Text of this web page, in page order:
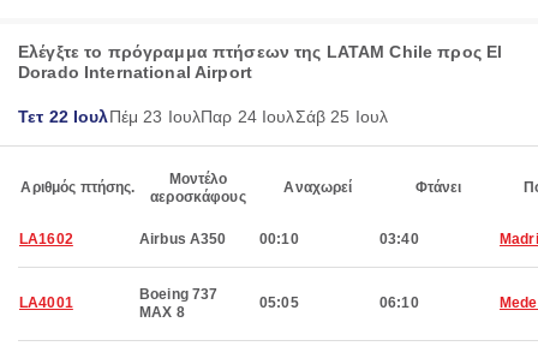
Ελέγξτε το πρόγραμμα πτήσεων της LATAM Chile προς El
Dorado International Airport
Τετ 22 ΙουλΠέμ 23 ΙουλΠαρ 24 ΙουλΣάβ 25 Ιουλ
Αριθμός πτήσης.
Μοντέλο
αεροσκάφους
Αναχωρεί Φτάνει
LA1602 Airbus A350 00:10 03:40
LA4001
Boeing 737
MAX 8
05:05 06:10